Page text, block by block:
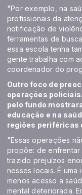
"Por exemplo, na
profissionais da
notificação de
ferramentas de
essa escola tenha
gente trabalha com
coordenador do
Outro foco de
operações
pelo fundo
educação e na
regiões periféricas
"Essas operações
propõe: de enfrentar
trazido prejuízos
nesses locais. É
menos acesso a
mental deteriorada.